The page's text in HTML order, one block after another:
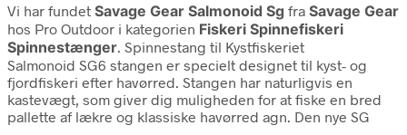
Vi har fundet Savage Gear Salmonoid Sg fra Savage Gear
hos Pro Outdoor i kategorien Fiskeri Spinnefiskeri
Spinnestænger. Spinnestang til Kystfiskeriet
Salmonoid SG6 stangen er specielt designet til kyst- og
fjordfiskeri efter havørred. Stangen har naturligvis en
kastevægt, som giver dig muligheden for at fiske en bred
pallette af lækre og klassiske havørred agn. Den nye SG